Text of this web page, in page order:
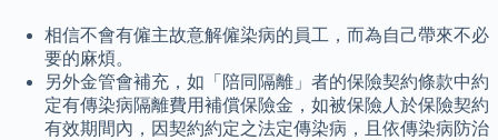
相信不會有僱主故意解僱染病的員工，而為自己帶來不必
要的麻煩。
另外金管會補充，如「陪同隔離」者的保險契約條款中約
定有傳染病隔離費用補償保險金，如被保險人於保險契約
有效期間內，因契約約定之法定傳染病，且依傳染病防治